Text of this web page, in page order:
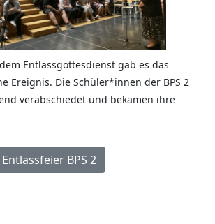
Entlassgottesdienst gab es das
Ereignis. Die Schüler*innen der BPS 2
verabschiedet und bekamen ihre
BPS 2